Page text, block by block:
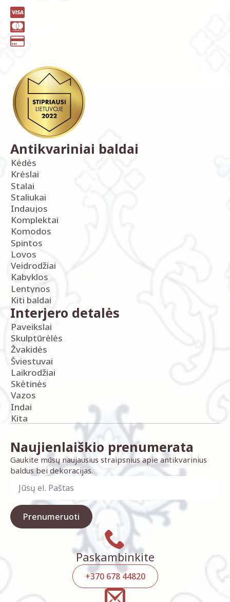
Antikvariniai baldai
Kėdės
Krėslai
Stalai
Staliukai
Indaujos
Komplektai
Komodos
Spintos
Lovos
Veidrodžiai
Kabyklos
Lentynos
Kiti baldai
Interjero detalės
Paveikslai
Skulptūrėlės
Žvakidės
Šviestuvai
Laikrodžiai
Skėtinės
Vazos
Indai
Kita
Naujienlaiškio prenumerata
Gaukite mūsų naujausius straipsnius apie antikvarinius
baldus bei dekoracijas.
Prenumeruoti
Paskambinkite
+370 678 44820